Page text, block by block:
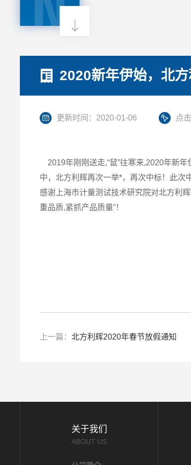
2020新年伊始，北方
更新时间：2020-01-06 点
2019年刚刚送走,“鼠”往寒来,2020年新
中，北方利辉再次一举*，再次中标！此次
感谢上海市计量测试技术研究院对北方利
重品质,紧抓产品质量”！
上一篇：北方利辉2020年春节放假通知
关于我们
ABOUT US